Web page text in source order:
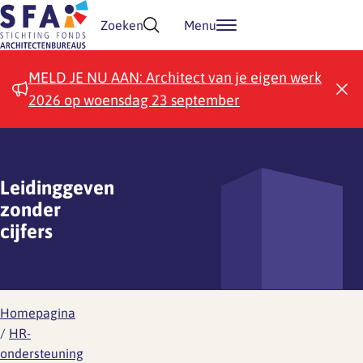
Doorgaan naar inhoud
Zoeken Menu
MELD JE NU AAN: Architect van je eigen werk
2026 op woensdag 23 september
Leidinggeven
zonder
cijfers
Homepagina
/ HR-
ondersteuning